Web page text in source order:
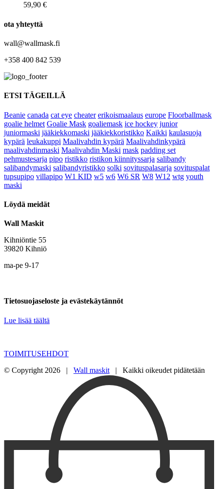
59,90 €
ota yhteyttä
wall@wallmask.fi
+358 400 842 539
ETSI TÄGEILLÄ
Beanie canada cat eye cheater erikoismaalaus europe Floorballmask
goalie helmet Goalie Mask goaliemask ice hockey junior
juniormaski jääkiekkomaski jääkiekkoristikko Kaikki kaulasuoja
kypärä leukakuppi Maalivahdin kypärä Maalivahdinkypärä
maalivahdinmaski Maalivahdin Maski mask padding set
pehmustesarja pipo ristikko ristikon kiinnityssarja salibandy
salibandymaski salibandyristikko solki sovituspalasarja sovituspalat
tupsupipo villapipo W1 KID w5 w6 W6 SR W8 W12 wtg youth
maski
Löydä meidät
Wall Maskit
Kihniöntie 55
39820 Kihniö
ma-pe 9-17
Tietosuojaseloste ja evästekäytännöt
Lue lisää täältä
TOIMITUSEHDOT
© Copyright 2026 | Wall maskit | Kaikki oikeudet pidätetään